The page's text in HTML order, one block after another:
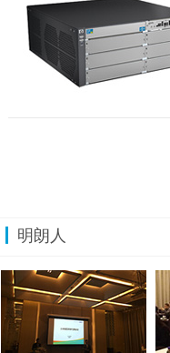
明朗人